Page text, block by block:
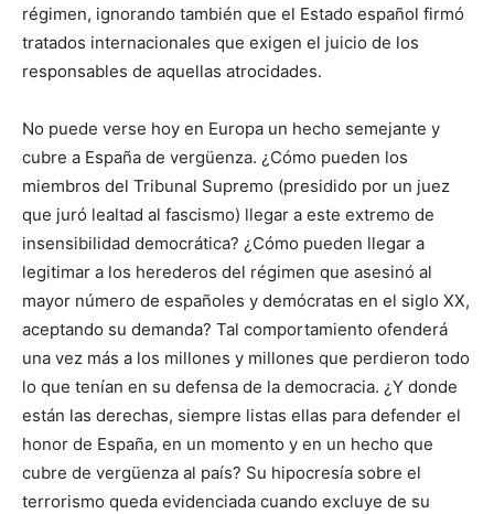
régimen, ignorando también que el Estado español firmó
tratados internacionales que exigen el juicio de los
responsables de aquellas atrocidades.
No puede verse hoy en Europa un hecho semejante y
cubre a España de vergüenza. ¿Cómo pueden los
miembros del Tribunal Supremo (presidido por un juez
que juró lealtad al fascismo) llegar a este extremo de
insensibilidad democrática? ¿Cómo pueden llegar a
legitimar a los herederos del régimen que asesinó al
mayor número de españoles y demócratas en el siglo XX,
aceptando su demanda? Tal comportamiento ofenderá
una vez más a los millones y millones que perdieron todo
lo que tenían en su defensa de la democracia. ¿Y donde
están las derechas, siempre listas ellas para defender el
honor de España, en un momento y en un hecho que
cubre de vergüenza al país? Su hipocresía sobre el
terrorismo queda evidenciada cuando excluye de su